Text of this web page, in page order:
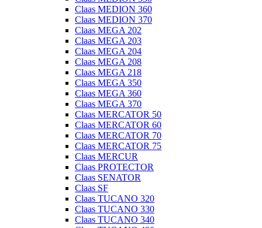
Claas MEDION 360
Claas MEDION 370
Claas MEGA 202
Claas MEGA 203
Claas MEGA 204
Claas MEGA 208
Claas MEGA 218
Claas MEGA 350
Claas MEGA 360
Claas MEGA 370
Claas MERCATOR 50
Claas MERCATOR 60
Claas MERCATOR 70
Claas MERCATOR 75
Claas MERCUR
Claas PROTECTOR
Claas SENATOR
Claas SF
Claas TUCANO 320
Claas TUCANO 330
Claas TUCANO 340